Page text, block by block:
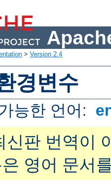
> Version 2.4
경변수
능한 언어:
신판 번역이
영어 문서